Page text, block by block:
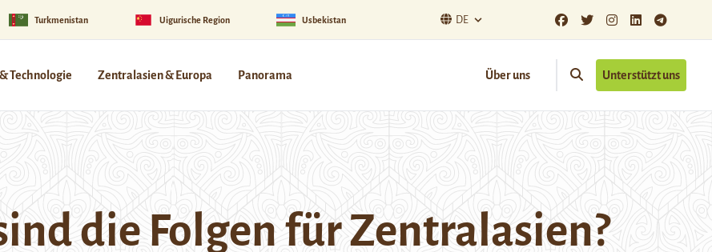
Turkmenistan Uigurische Region Usbekistan DE
Technologie Zentralasien & Europa Panorama Über uns Unterstützt uns
die Folgen für Zentralasien?